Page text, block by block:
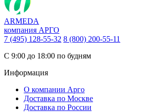
ARMEDA
компания АРГО
7 (495) 128-55-32 8 (800) 200-55-11
С 9:00 до 18:00 по будням
Информация
О компании Арго
Доставка по Москве
Доставка по России